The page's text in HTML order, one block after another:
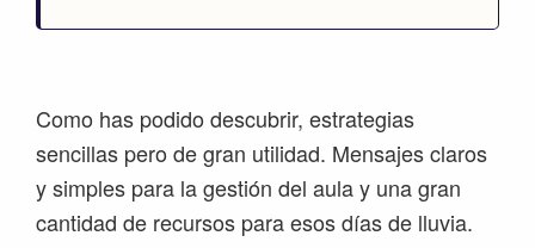
Como has podido descubrir, estrategias
sencillas pero de gran utilidad. Mensajes claros
y simples para la gestión del aula y una gran
cantidad de recursos para esos días de lluvia.